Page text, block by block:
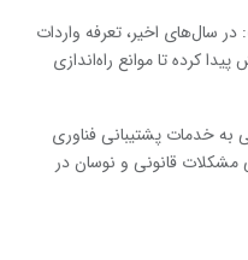
سال‌های اخیر، تعرفه واردات
کرده تا موانع راه‌اندازی
خدمات پشتیبانی فناوری
قانونی و نوسان در